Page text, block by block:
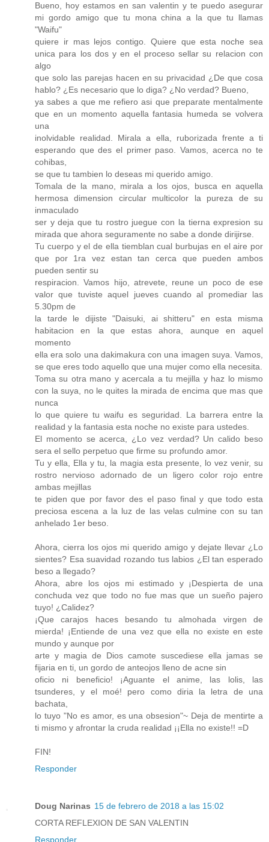
Bueno, hoy estamos en san valentin y te puedo asegurar
mi gordo amigo que tu mona china a la que tu llamas
"Waifu"
quiere ir mas lejos contigo. Quiere que esta noche sea
unica para los dos y en el proceso sellar su relacion con
algo
que solo las parejas hacen en su privacidad ¿De que cosa
hablo? ¿Es necesario que lo diga? ¿No verdad? Bueno,
ya sabes a que me refiero asi que preparate mentalmente
que en un momento aquella fantasia humeda se volvera
una
inolvidable realidad. Mirala a ella, ruborizada frente a ti
esperando que des el primer paso. Vamos, acerca no te
cohibas,
se que tu tambien lo deseas mi querido amigo.
Tomala de la mano, mirala a los ojos, busca en aquella
hermosa dimension circular multicolor la pureza de su
inmaculado
ser y deja que tu rostro juegue con la tierna expresion su
mirada que ahora seguramente no sabe a donde dirijirse.
Tu cuerpo y el de ella tiemblan cual burbujas en el aire por
que por 1ra vez estan tan cerca que pueden ambos
pueden sentir su
respiracion. Vamos hijo, atrevete, reune un poco de ese
valor que tuviste aquel jueves cuando al promediar las
5.30pm de
la tarde le dijiste "Daisuki, ai shitteru" en esta misma
habitacion en la que estas ahora, aunque en aquel
momento
ella era solo una dakimakura con una imagen suya. Vamos,
se que eres todo aquello que una mujer como ella necesita.
Toma su otra mano y acercala a tu mejilla y haz lo mismo
con la suya, no le quites la mirada de encima que mas que
nunca
lo que quiere tu waifu es seguridad. La barrera entre la
realidad y la fantasia esta noche no existe para ustedes.
El momento se acerca, ¿Lo vez verdad? Un calido beso
sera el sello perpetuo que firme su profundo amor.
Tu y ella, Ella y tu, la magia esta presente, lo vez venir, su
rostro nervioso adornado de un ligero color rojo entre
ambas mejillas
te piden que por favor des el paso final y que todo esta
preciosa escena a la luz de las velas culmine con su tan
anhelado 1er beso.
Ahora, cierra los ojos mi querido amigo y dejate llevar ¿Lo
sientes? Esa suavidad rozando tus labios ¿El tan esperado
beso a llegado?
Ahora, abre los ojos mi estimado y ¡Despierta de una
conchuda vez que todo no fue mas que un sueño pajero
tuyo! ¿Calidez?
¡Que carajos haces besando tu almohada virgen de
mierda! ¡Entiende de una vez que ella no existe en este
mundo y aunque por
arte y magia de Dios camote suscediese ella jamas se
fijaria en ti, un gordo de anteojos lleno de acne sin
oficio ni beneficio! ¡Aguante el anime, las lolis, las
tsunderes, y el moé! pero como diria la letra de una
bachata,
lo tuyo "No es amor, es una obsesion"~ Deja de mentirte a
ti mismo y afrontar la cruda realidad ¡¡Ella no existe!! =D
FIN!
Responder
Doug Narinas 15 de febrero de 2018 a las 15:02
CORTA REFLEXION DE SAN VALENTIN
Responder